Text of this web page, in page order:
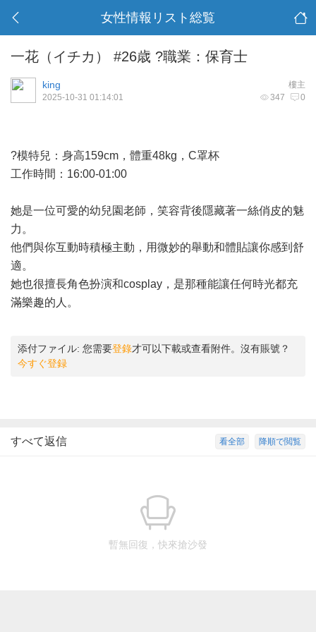
女性情報リスト総覧
一花（イチカ） #26歳 ?職業：保育士
樓主
king
347 0
2025-10-31 01:14:01
?模特兒：身高159cm，體重48kg，C罩杯
工作時間：16:00-01:00
她是一位可愛的幼兒園老師，笑容背後隱藏著一絲俏皮的魅
力。
他們與你互動時積極主動，用微妙的舉動和體貼讓你感到舒
適。
她也很擅長角色扮演和cosplay，是那種能讓任何時光都充
滿樂趣的人。
添付ファイル: 您需要登錄才可以下載或查看附件。沒有賬號？
今すぐ登録
降順で閲覧
看全部
すべて返信
暫無回復，快來搶沙發